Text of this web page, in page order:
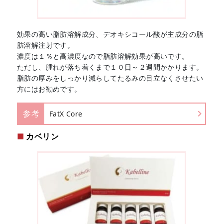
効果の高い脂肪溶解成分、デオキシコール酸が主成分の脂
肪溶解注射です。
濃度は１％と高濃度なので脂肪溶解効果が高いです。
ただし、腫れが落ち着くまで１０日～２週間かかります。
脂肪の厚みをしっかり減らしてたるみの目立なくさせたい
方にはお勧めです。
参考 FatX Core
カベリン